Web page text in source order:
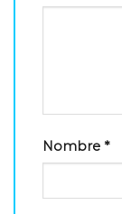
Nombre *